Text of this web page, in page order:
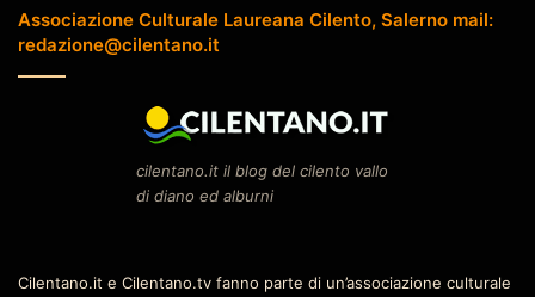
Associazione Culturale Laureana Cilento, Salerno mail:
redazione@cilentano.it
cilentano.it il blog del cilento vallo
di diano ed alburni
Cilentano.it e Cilentano.tv fanno parte di un’associazione culturale